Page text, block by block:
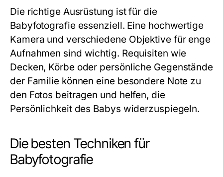
Die richtige Ausrüstung ist für die
Babyfotografie essenziell. Eine hochwertige
Kamera und verschiedene Objektive für enge
Aufnahmen sind wichtig. Requisiten wie
Decken, Körbe oder persönliche Gegenstände
der Familie können eine besondere Note zu
den Fotos beitragen und helfen, die
Persönlichkeit des Babys widerzuspiegeln.
Die besten Techniken für
Babyfotografie